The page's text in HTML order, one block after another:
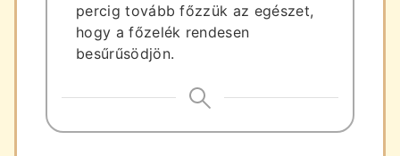
percig tovább főzzük az egészet,
hogy a főzelék rendesen
besűrűsödjön.